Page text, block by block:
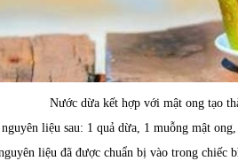
Nước dừa kết hợp với mật ong tạo
liệu sau: 1 quả dừa, 1 muỗng mật
liệu đã được chuẩn bị vào trong